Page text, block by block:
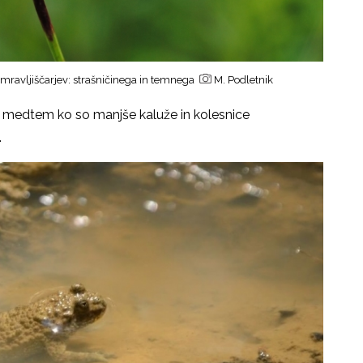
strašničinega in temnega M. Podletnik
medtem ko so manjše kaluže in kolesnice